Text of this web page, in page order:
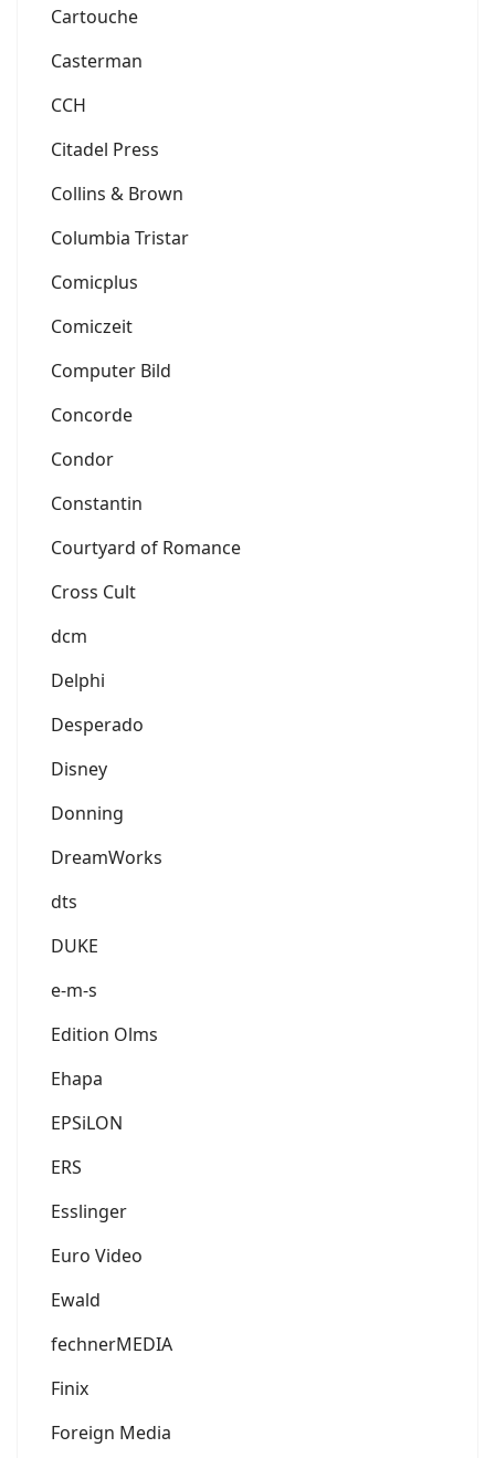
Cartouche
Casterman
CCH
Citadel Press
Collins & Brown
Columbia Tristar
Comicplus
Comiczeit
Computer Bild
Concorde
Condor
Constantin
Courtyard of Romance
Cross Cult
dcm
Delphi
Desperado
Disney
Donning
DreamWorks
dts
DUKE
e-m-s
Edition Olms
Ehapa
EPSiLON
ERS
Esslinger
Euro Video
Ewald
fechnerMEDIA
Finix
Foreign Media